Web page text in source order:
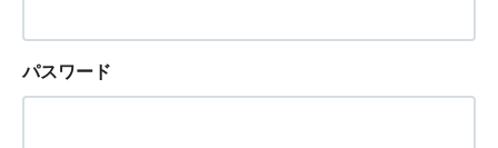
パスワード